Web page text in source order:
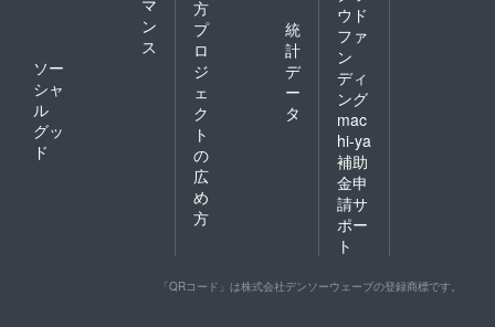
ン
ス
ソー
シャ
ル
グッ
ド
方
プ
ロ
ジ
ェ
ク
ト
の
広
め
方
統
計
デ
ー
タ
ウド
ファ
ン
ディ
ング
mac
hi-ya
補助
金申
請サ
ポー
ト
「QRコード」は株式会社デンソーウェーブの登録商標です。